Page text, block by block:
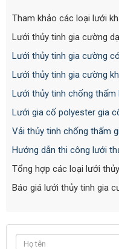
Tham khảo các loại lưới
Lưới thủy tinh gia cường
Lưới thủy tinh gia cường
Lưới thủy tinh gia cường
Lưới thủy tinh chống thấm
Lưới gia cố polyester gia
Vải thủy tinh chống thấm
Hướng dẫn thi công lưới
Tổng hợp các loại lưới
Báo giá lưới thủy tinh gia